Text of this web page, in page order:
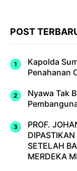
POST
Kapolda
Penahanan
Nyawa Tak
PROF.
SETELAH
MERDEKA